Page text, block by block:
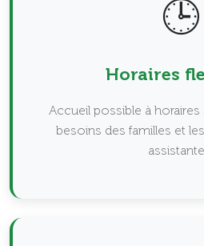
🕒
Horaires
Accueil possible à
besoins des familles et